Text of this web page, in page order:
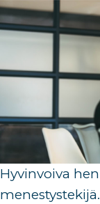
Hyvinvoiva
menestystekijä.